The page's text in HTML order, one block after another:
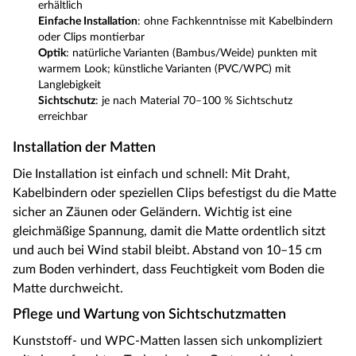
erhältlich
Einfache Installation: ohne Fachkenntnisse mit Kabelbindern
oder Clips montierbar
Optik: natürliche Varianten (Bambus/Weide) punkten mit
warmem Look; künstliche Varianten (PVC/WPC) mit
Langlebigkeit
Sichtschutz: je nach Material 70–100 % Sichtschutz
erreichbar
Installation der Matten
Die Installation ist einfach und schnell: Mit Draht,
Kabelbindern oder speziellen Clips befestigst du die Matte
sicher an Zäunen oder Geländern. Wichtig ist eine
gleichmäßige Spannung, damit die Matte ordentlich sitzt
und auch bei Wind stabil bleibt. Abstand von 10–15 cm
zum Boden verhindert, dass Feuchtigkeit vom Boden die
Matte durchweicht.
Pflege und Wartung von Sichtschutzmatten
Kunststoff- und WPC-Matten lassen sich unkompliziert